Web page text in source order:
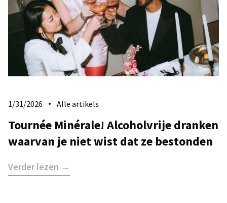
1/31/2026 Alle artikels
Tournée Minérale! Alcoholvrije dranken
waarvan je niet wist dat ze bestonden
Verder lezen →